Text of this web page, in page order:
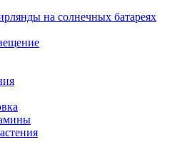
на солнечных батареях